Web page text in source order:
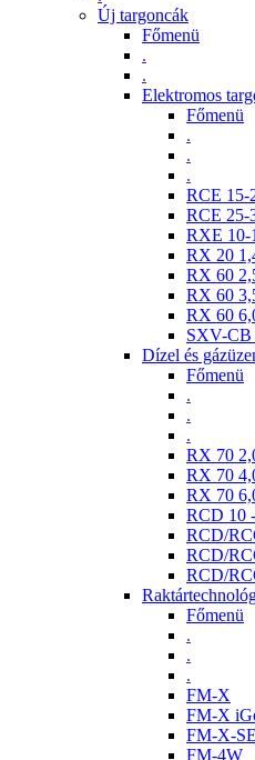
Új targoncák
Főmenü
.
.
Elektromos
Főmenü
.
.
.
RCE 15-
RCE 25-
RXE 10-
RX 20
RX 60
RX 60
RX 60
SXV-CB
Dízel és
Főmenü
.
.
.
RX 70
RX 70
RX 70
RCD 10
RCD/
RCD/
RCD/
Főmenü
.
.
.
FM-X
FM-X
FM-X-SE
FM-4W